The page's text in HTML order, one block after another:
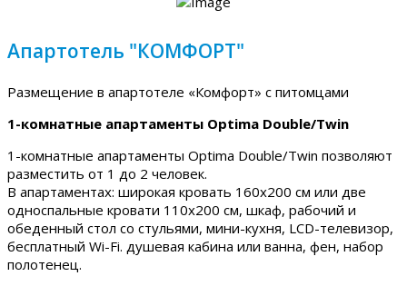
Апартотель "КОМФОРТ"
Размещение в апартотеле «Комфорт» с питомцами
1-комнатные апартаменты Optima Double/Twin
1-комнатные апартаменты Optima Double/Twin позволяют
разместить от 1 до 2 человек.
В апартаментах: широкая кровать 160х200 см или две
односпальные кровати 110х200 см, шкаф, рабочий и
обеденный стол со стульями, мини-кухня, LCD-телевизор,
бесплатный Wi-Fi. душевая кабина или ванна, фен, набор
полотенец.